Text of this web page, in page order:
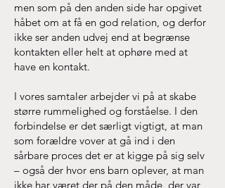
men som på den anden side har opgivet
håbet om at få en god relation, og derfor
ikke ser anden udvej end at begrænse
kontakten eller helt at ophøre med at
have en kontakt.
I vores samtaler arbejder vi på at skabe
større rummelighed og forståelse. I den
forbindelse er det særligt vigtigt, at man
som forældre vover at gå ind i den
sårbare proces det er at kigge på sig selv
– også der hvor ens barn oplever, at man
ikke har været der på den måde, der var